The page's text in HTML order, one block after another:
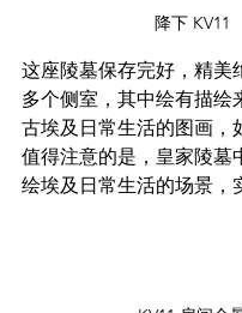
降下 KV11
这座陵墓保存完好，精美
多个侧室，其中绘有描绘
古埃及日常生活的图画，
值得注意的是，皇家陵墓
绘埃及日常生活的场景，